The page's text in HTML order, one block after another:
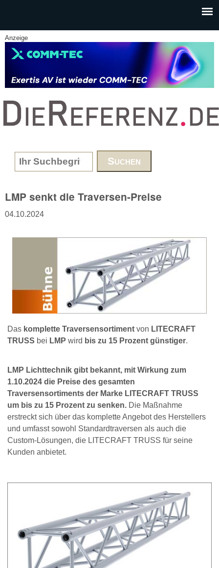
Anzeige
www.DieReferenz.de
Search form
LMP senkt die Traversen-Preise
04.10.2024
Das komplette Traversensortiment von LITECRAFT
TRUSS bei LMP wird bis zu 15 Prozent günstiger.
LMP Lichttechnik gibt bekannt, mit Wirkung zum
1.10.2024 die Preise des gesamten
Traversensortiments der Marke LITECRAFT TRUSS
um bis zu 15 Prozent zu senken. Die Maßnahme
erstreckt sich über das komplette Angebot des Herstellers
und umfasst sowohl Standardtraversen als auch die
Custom-Lösungen, die LITECRAFT TRUSS für seine
Kunden anbietet.